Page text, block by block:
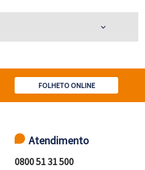
expand_more
FOLHETO ONLINE
Atendimento
0800 51 31 500